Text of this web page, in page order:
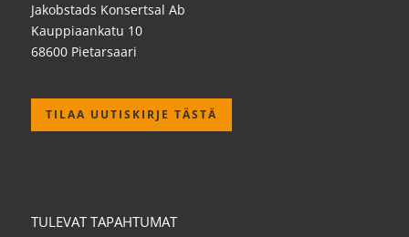
Jakobstads Konsertsal Ab
Kauppiaankatu 10
68600 Pietarsaari
TILAA UUTISKIRJE TÄSTÄ
TULEVAT TAPAHTUMAT